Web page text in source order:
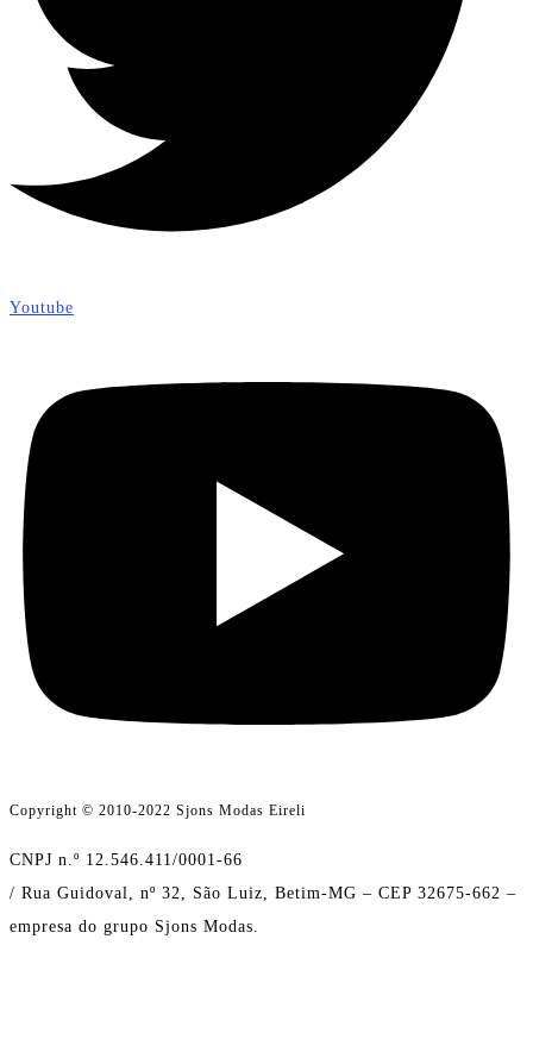
Youtube
Copyright © 2010-2022 Sjons Modas Eireli
CNPJ n.º 12.546.411/0001-66
/ Rua Guidoval, nº 32, São Luiz, Betim-MG – CEP 32675-662 –
empresa do grupo Sjons Modas.